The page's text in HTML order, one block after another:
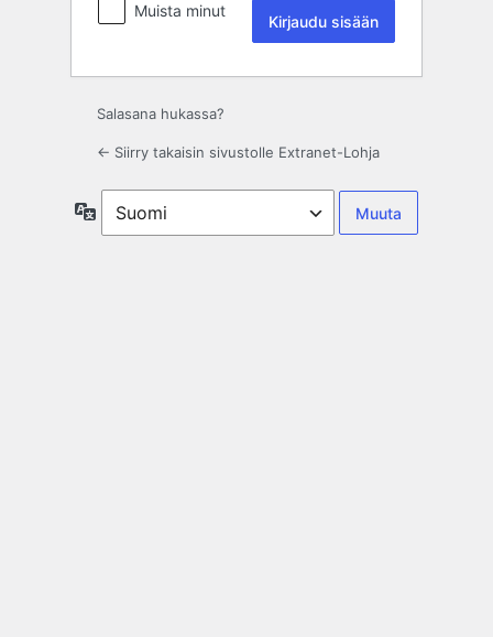
Muista minut
Salasana hukassa?
← Siirry takaisin sivustolle Extranet-Lohja
Kieli